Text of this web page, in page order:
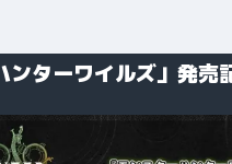
ンターワイルズ」発売